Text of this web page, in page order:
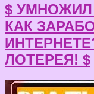
$ УМНОЖИЛ
КАК
ЛОТЕРЕЯ! $